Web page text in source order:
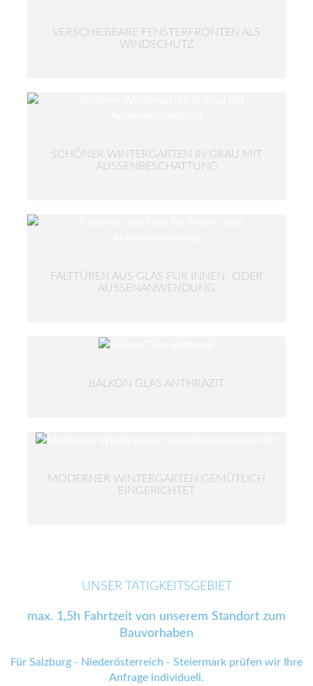
VERSCHIEBBARE FENSTERFRONTEN ALS
WINDSCHUTZ
SCHÖNER WINTERGARTEN IN GRAU MIT
AUSSENBESCHATTUNG
FALTTÜREN AUS GLAS FÜR INNEN- ODER
AUSSENANWENDUNG
BALKON GLAS ANTHRAZIT
MODERNER WINTERGARTEN GEMÜTLICH
EINGERICHTET
UNSER TÄTIGKEITSGEBIET
max. 1,5h Fahrtzeit von unserem Standort zum
Bauvorhaben
Für Salzburg - Niederösterreich - Steiermark prüfen wir Ihre
Anfrage individuell.